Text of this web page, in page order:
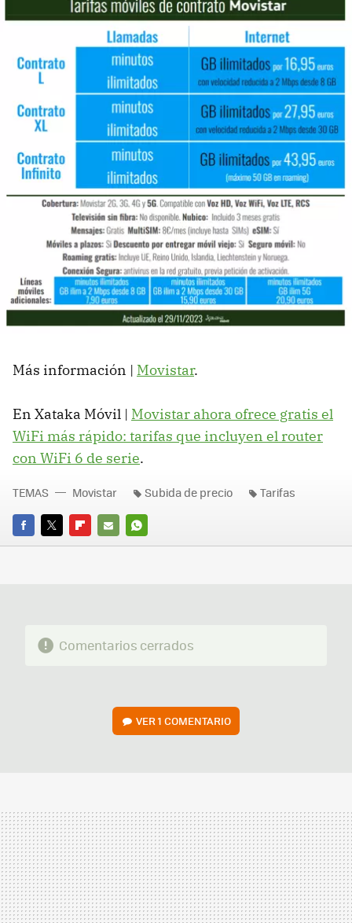
Más información | Movistar.
En Xataka Móvil | Movistar ahora ofrece gratis el
WiFi más rápido: tarifas que incluyen el router
con WiFi 6 de serie.
FACEBOOK
TWITTERFLIPBOARD
E-
WHATSAPP
TEMAS Movistar Subida de precio Tarifas
Comentarios cerrados
VER1 COMENTARIO